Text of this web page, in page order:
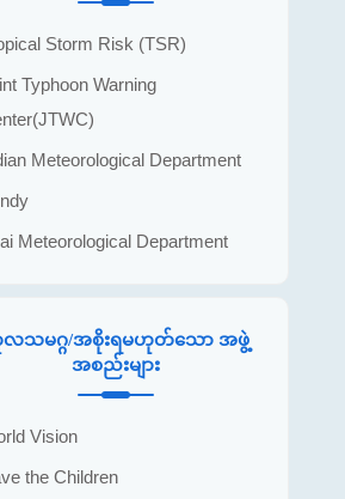
Storm Risk (TSR)
Typhoon Warning
Meteorological Department
Meteorological Department
သမဂ္ဂ/အစိုးရမဟုတ်သော အဖွဲ့
အစည်းများ
Vision
the Children